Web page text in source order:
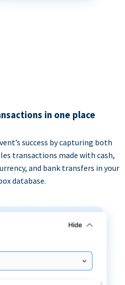
in one place
success by capturing both
transactions made with cash,
and bank transfers in your
database.